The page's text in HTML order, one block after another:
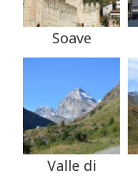
Soave
Valle di